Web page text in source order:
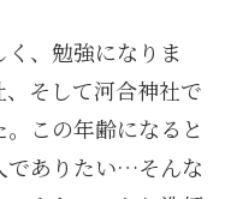
、勉強になりま
そして河合神社で
この年齢になると
でありたい…そんな